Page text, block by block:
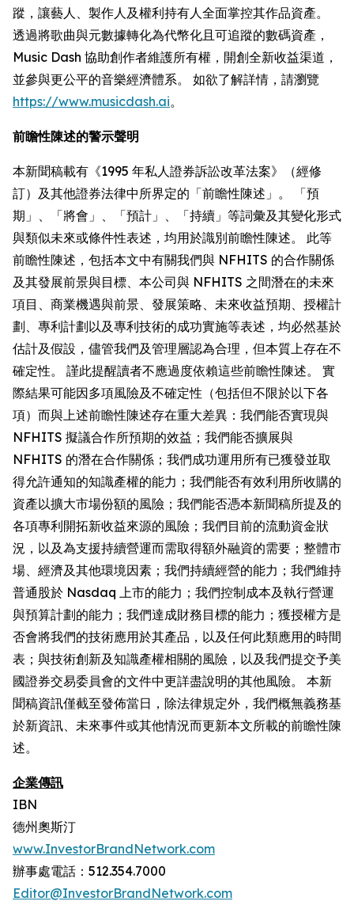
蹤，讓藝人、製作人及權利持有人全面掌控其作品資產。
透過將歌曲與元數據轉化為代幣化且可追蹤的數碼資產，
Music Dash 協助創作者維護所有權，開創全新收益渠道，
並參與更公平的音樂經濟體系。 如欲了解詳情，請瀏覽
https://www.musicdash.ai。
前瞻性陳述的警示聲明
本新聞稿載有《1995 年私人證券訴訟改革法案》（經修
訂）及其他證券法律中所界定的「前瞻性陳述」。 「預
期」、「將會」、「預計」、「持續」等詞彙及其變化形式
與類似未來或條件性表述，均用於識別前瞻性陳述。 此等
前瞻性陳述，包括本文中有關我們與 NFHITS 的合作關係
及其發展前景與目標、本公司與 NFHITS 之間潛在的未來
項目、商業機遇與前景、發展策略、未來收益預期、授權計
劃、專利計劃以及專利技術的成功實施等表述，均必然基於
估計及假設，儘管我們及管理層認為合理，但本質上存在不
確定性。 謹此提醒讀者不應過度依賴這些前瞻性陳述。 實
際結果可能因多項風險及不確定性（包括但不限於以下各
項）而與上述前瞻性陳述存在重大差異：我們能否實現與
NFHITS 擬議合作所預期的效益；我們能否擴展與
NFHITS 的潛在合作關係；我們成功運用所有已獲發並取
得允許通知的知識產權的能力；我們能否有效利用所收購的
資產以擴大市場份額的風險；我們能否憑本新聞稿所提及的
各項專利開拓新收益來源的風險；我們目前的流動資金狀
況，以及為支援持續營運而需取得額外融資的需要；整體市
場、經濟及其他環境因素；我們持續經營的能力；我們維持
普通股於 Nasdaq 上市的能力；我們控制成本及執行營運
與預算計劃的能力；我們達成財務目標的能力；獲授權方是
否會將我們的技術應用於其產品，以及任何此類應用的時間
表；與技術創新及知識產權相關的風險，以及我們提交予美
國證券交易委員會的文件中更詳盡說明的其他風險。 本新
聞稿資訊僅截至發佈當日，除法律規定外，我們概無義務基
於新資訊、未來事件或其他情況而更新本文所載的前瞻性陳
述。
企業傳訊
IBN
德州奧斯汀
www.InvestorBrandNetwork.com
辦事處電話：512.354.7000
Editor@InvestorBrandNetwork.com